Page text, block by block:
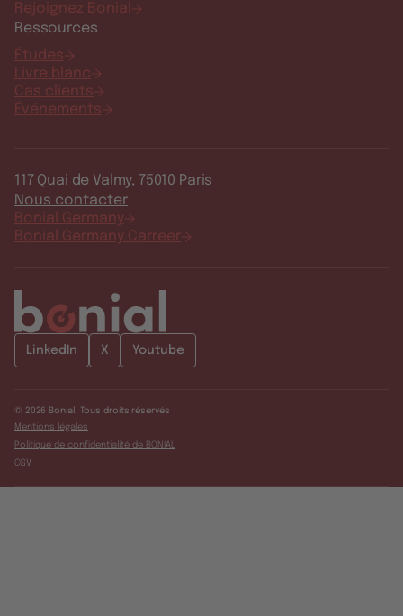
Rejoignez Bonial
Ressources
Études
Livre blanc
Cas clients
Événements
117 Quai de Valmy, 75010 Paris
Nous contacter
Bonial Germany
Bonial Germany Carreer
LinkedIn X Youtube
© 2026 Bonial. Tous droits réservés
Mentions légales
Politique de confidentialité de BONIAL
CGV